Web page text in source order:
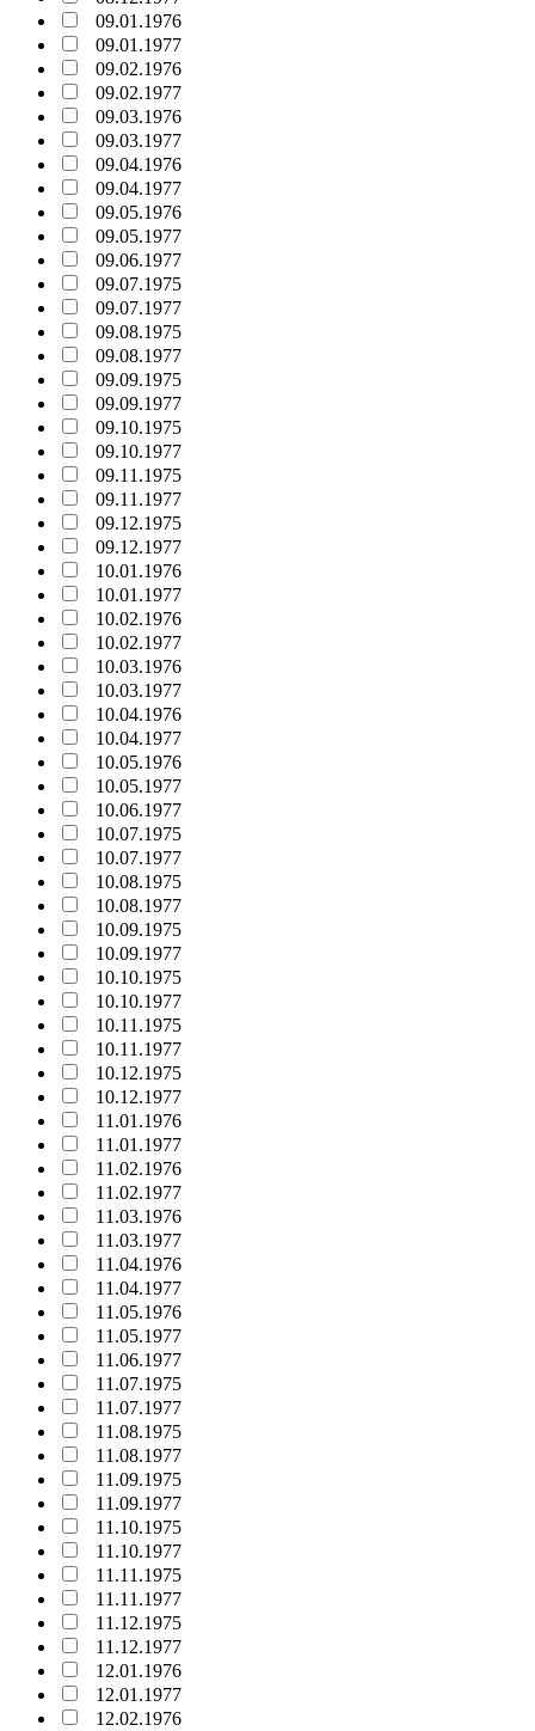
09.01.1976
09.01.1977
09.02.1976
09.02.1977
09.03.1976
09.03.1977
09.04.1976
09.04.1977
09.05.1976
09.05.1977
09.06.1977
09.07.1975
09.07.1977
09.08.1975
09.08.1977
09.09.1975
09.09.1977
09.10.1975
09.10.1977
09.11.1975
09.11.1977
09.12.1975
09.12.1977
10.01.1976
10.01.1977
10.02.1976
10.02.1977
10.03.1976
10.03.1977
10.04.1976
10.04.1977
10.05.1976
10.05.1977
10.06.1977
10.07.1975
10.07.1977
10.08.1975
10.08.1977
10.09.1975
10.09.1977
10.10.1975
10.10.1977
10.11.1975
10.11.1977
10.12.1975
10.12.1977
11.01.1976
11.01.1977
11.02.1976
11.02.1977
11.03.1976
11.03.1977
11.04.1976
11.04.1977
11.05.1976
11.05.1977
11.06.1977
11.07.1975
11.07.1977
11.08.1975
11.08.1977
11.09.1975
11.09.1977
11.10.1975
11.10.1977
11.11.1975
11.11.1977
11.12.1975
11.12.1977
12.01.1976
12.01.1977
12.02.1976